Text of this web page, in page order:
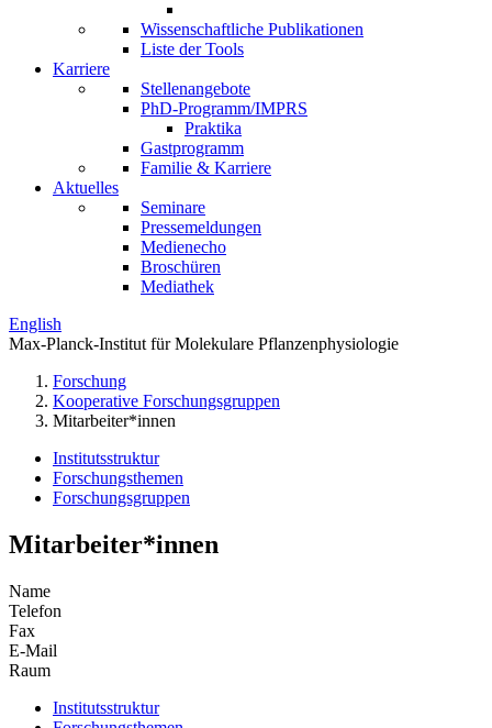
Wissenschaftliche Publikationen
Liste der Tools
Karriere
Stellenangebote
PhD-Programm/IMPRS
Praktika
Gastprogramm
Familie & Karriere
Aktuelles
Seminare
Pressemeldungen
Medienecho
Broschüren
Mediathek
English
Max-Planck-Institut für Molekulare Pflanzenphysiologie
Forschung
Kooperative Forschungsgruppen
Mitarbeiter*innen
Institutsstruktur
Forschungsthemen
Forschungsgruppen
Mitarbeiter*innen
Name
Telefon
Fax
E-Mail
Raum
Institutsstruktur